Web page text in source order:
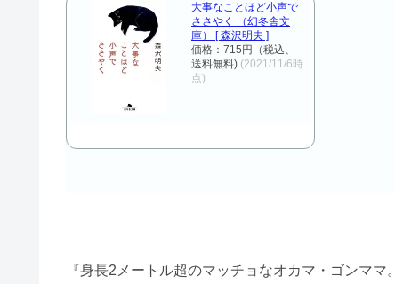
大事なことほど小声で
ささやく （幻冬舎文
庫） [ 森沢明夫 ]
価格：715円（税込、
送料無料) (2021/11/6時
点)
『身長2メートル超のマッチョなオカマ・ゴンママ。